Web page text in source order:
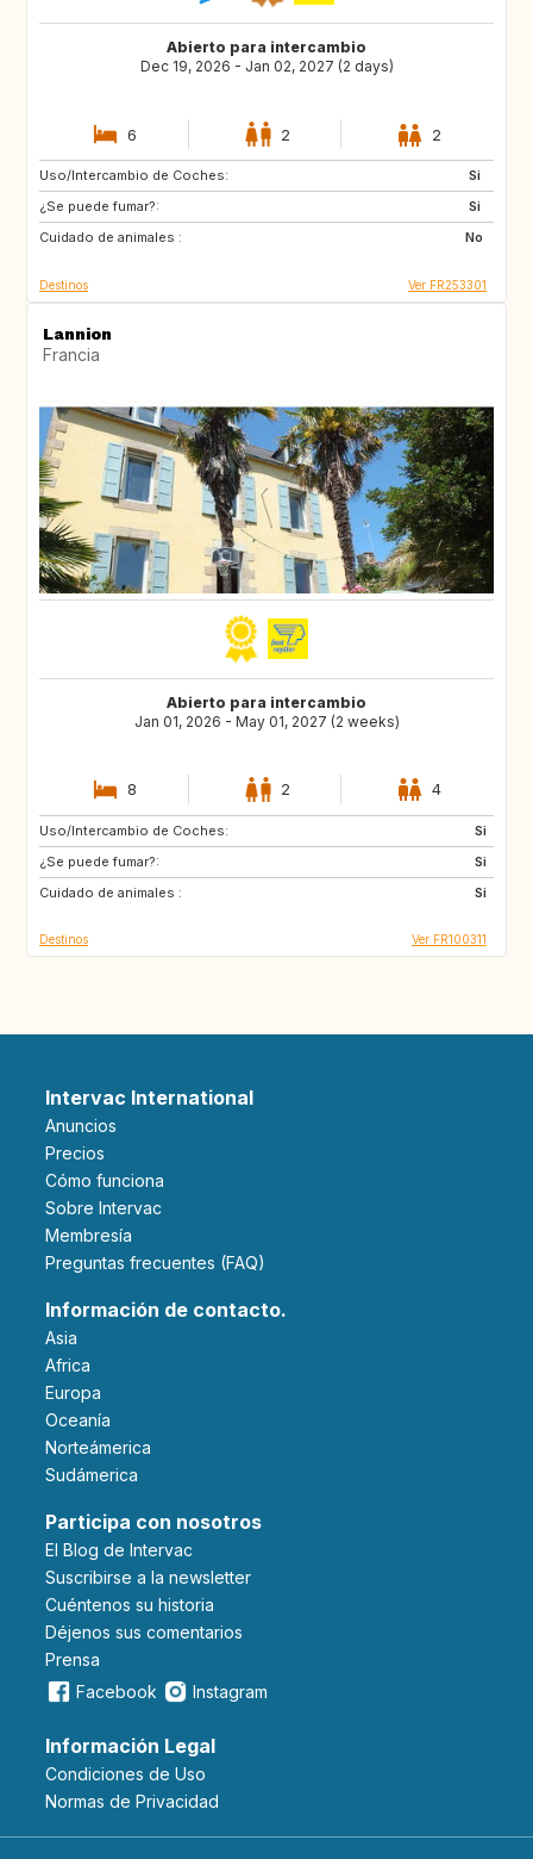
Abierto para intercambio
Dec 19, 2026 - Jan 02, 2027 (2 days)
6 2 2
Uso/Intercambio de Coches:
Si
¿Se puede fumar?:
Si
Cuidado de animales :
No
IT
IS
DE
Destinos Ver FR253301
Lannion
Francia
Abierto para intercambio
Jan 01, 2026 - May 01, 2027 (2 weeks)
8 2 4
Uso/Intercambio de Coches:
Si
¿Se puede fumar?:
Si
Cuidado de animales :
Si
GB
IE
Destinos Ver FR100311
Intervac International
Anuncios
Precios
Cómo funciona
Sobre Intervac
Membresía
Preguntas frecuentes (FAQ)
Información de contacto.
Asia
Africa
Europa
Oceanía
Norteámerica
Sudámerica
Participa con nosotros
El Blog de Intervac
Suscribirse a la newsletter
Cuéntenos su historia
Déjenos sus comentarios
Prensa
Facebook
Instagram
Información Legal
Condiciones de Uso
Normas de Privacidad